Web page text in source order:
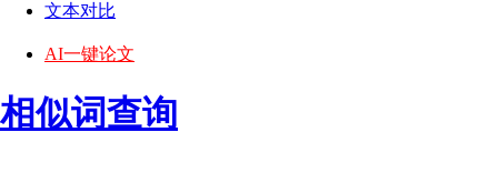
文本对比
AI一键论文
相似词查询